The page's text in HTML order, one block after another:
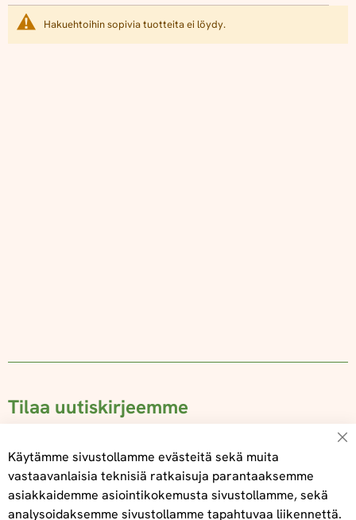
Hakuehtoihin sopivia tuotteita ei löydy.
Tilaa uutiskirjeemme
Tilaa
Käytämme sivustollamme evästeitä sekä muita
vastaavanlaisia teknisiä ratkaisuja parantaaksemme
asiakkaidemme asiointikokemusta sivustollamme, sekä
analysoidaksemme sivustollamme tapahtuvaa liikennettä.